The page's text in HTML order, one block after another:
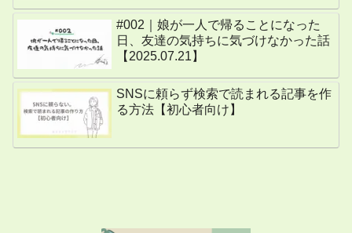
#002｜娘が一人で帰ることになった
日、友達の気持ちに気づけなかった話
【2025.07.21】
SNSに頼らず検索で読まれる記事を作
る方法【初心者向け】